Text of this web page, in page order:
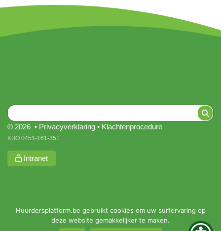
© 2026 • Privacyverklaring • Klachtenprocedure
KBO 0451-161-351
Intranet
Huurdersplatform.be gebruikt cookies om uw surfervaring op
deze website gemakkelijker te maken.